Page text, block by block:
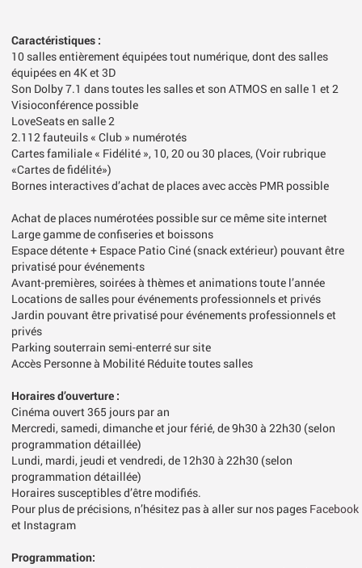
Caractéristiques :
10 salles entièrement équipées tout numérique, dont des salles
équipées en 4K et 3D
Son Dolby 7.1 dans toutes les salles et son ATMOS en salle 1 et 2
Visioconférence possible
LoveSeats en salle 2
2.112 fauteuils « Club » numérotés
Cartes familiale « Fidélité », 10, 20 ou 30 places, (Voir rubrique
«Cartes de fidélité»)
Bornes interactives d’achat de places avec accès PMR possible
Achat de places numérotées possible sur ce même site internet
Large gamme de confiseries et boissons
Espace détente + Espace Patio Ciné (snack extérieur) pouvant être
privatisé pour événements
Avant-premières, soirées à thèmes et animations toute l’année
Locations de salles pour événements professionnels et privés
Jardin pouvant être privatisé pour événements professionnels et
privés
Parking souterrain semi-enterré sur site
Accès Personne à Mobilité Réduite toutes salles
Horaires d’ouverture :
Cinéma ouvert 365 jours par an
Mercredi, samedi, dimanche et jour férié, de 9h30 à 22h30 (selon
programmation détaillée)
Lundi, mardi, jeudi et vendredi, de 12h30 à 22h30 (selon
programmation détaillée)
Horaires susceptibles d’être modifiés.
Pour plus de précisions, n’hésitez pas à aller sur nos pages Facebook
et Instagram
Programmation: